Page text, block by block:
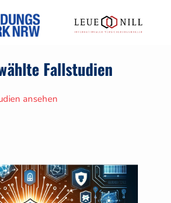
Fallstudien
ansehen